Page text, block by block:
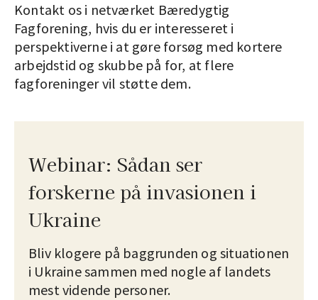
Kontakt os i netværket Bæredygtig
Fagforening, hvis du er interesseret i
perspektiverne i at gøre forsøg med kortere
arbejdstid og skubbe på for, at flere
fagforeninger vil støtte dem.
Webinar: Sådan ser
forskerne på invasionen i
Ukraine
Bliv klogere på baggrunden og situationen
i Ukraine sammen med nogle af landets
mest vidende personer.